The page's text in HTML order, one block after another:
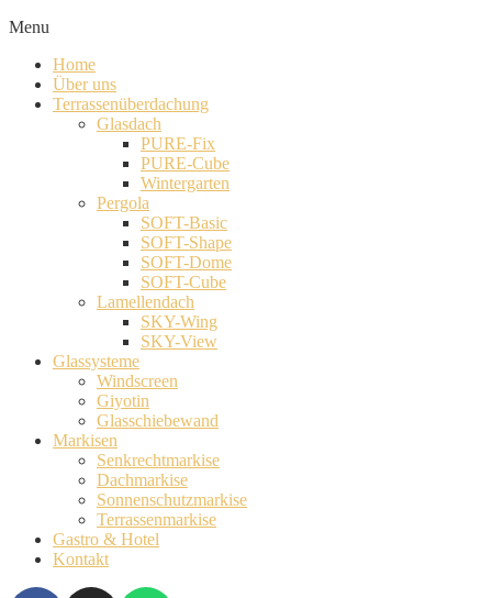
Menu
Home
Über uns
Terrassenüberdachung
Glasdach
PURE-Fix
PURE-Cube
Wintergarten
Pergola
SOFT-Basic
SOFT-Shape
SOFT-Dome
SOFT-Cube
Lamellendach
SKY-Wing
SKY-View
Glassysteme
Windscreen
Giyotin
Glasschiebewand
Markisen
Senkrechtmarkise
Dachmarkise
Sonnenschutzmarkise
Terrassenmarkise
Gastro & Hotel
Kontakt